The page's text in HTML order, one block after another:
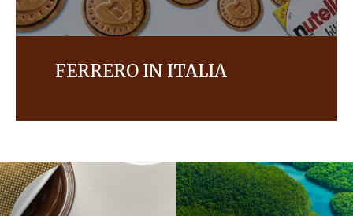
FERRERO IN ITALIA